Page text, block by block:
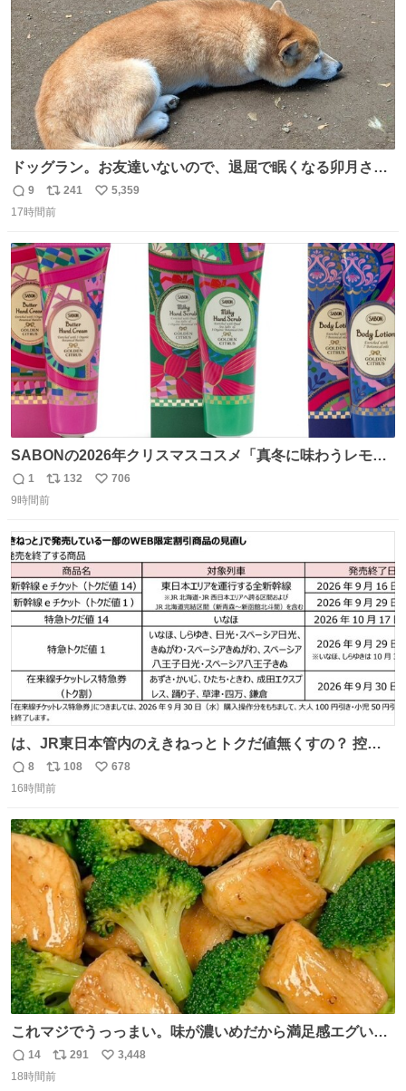
ドッグラン。お友達いないので、退屈で眠くなる卯月さ
ん。 #柴犬卯月
返
信
9
リ
ポ
ト
数
241
い
数
5,359
17時間前
SABONの2026年クリスマスコスメ「真冬に味わうレモン
ティーの香り」限定ボディスクラブ＆バスオイルなど -
fashion-press.net/news/149659
返
信
1
リ
ポ
ト
数
132
い
数
706
9時間前
は、JR東日本管内のえきねっとトクだ値無くすの？ 控え
めに言ってクソすぎんか？
返
信
8
リ
ポ
ト
数
108
い
数
678
16時間前
これマジでうっっまい。味が濃いめだから満足感エグいし
1週間で3キロ痩せた😭
返
信
14
リ
ポ
291
い
3,448
18時間前